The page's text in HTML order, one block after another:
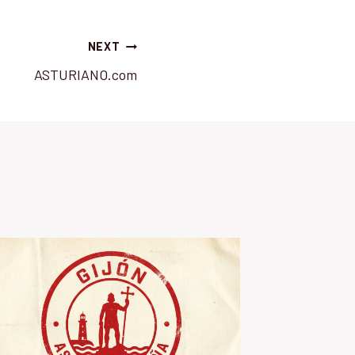
NEXT
ASTURIANO.com